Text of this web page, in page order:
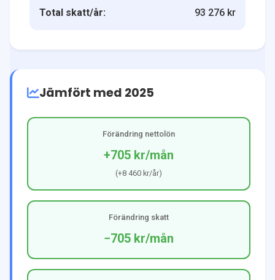
Total skatt/år: 93 276 kr
Jämfört med 2025
Förändring nettolön
+705 kr/mån
(+8 460 kr/år)
Förändring skatt
−705 kr/mån